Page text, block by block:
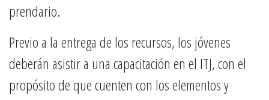
prendario.
Previo a la entrega de los recursos, los jóvenes
deberán asistir a una capacitación en el ITJ, con el
propósito de que cuenten con los elementos y